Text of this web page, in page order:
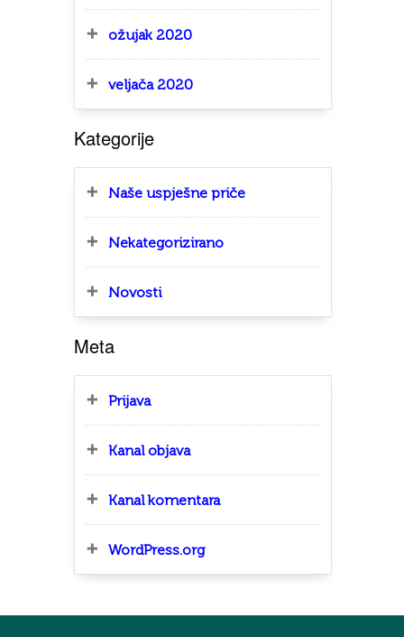
ožujak 2020
veljača 2020
Kategorije
Naše uspješne priče
Nekategorizirano
Novosti
Meta
Prijava
Kanal objava
Kanal komentara
WordPress.org